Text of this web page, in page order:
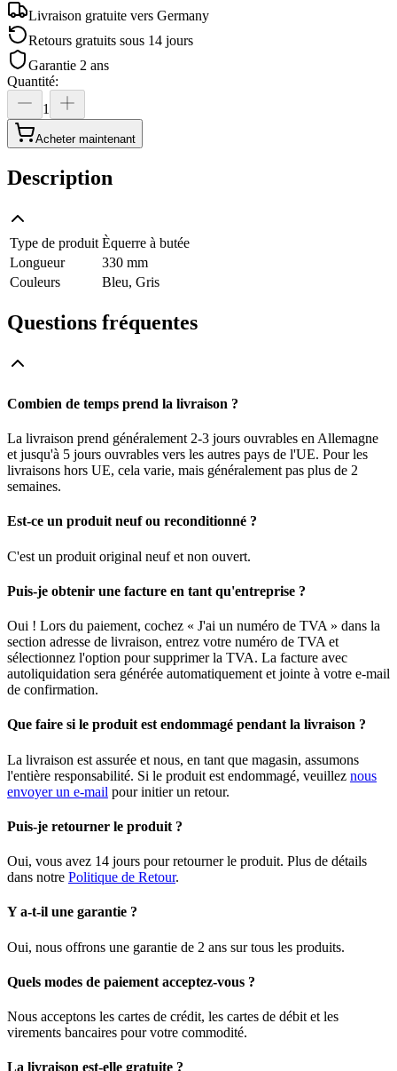
Livraison gratuite vers Germany
Retours gratuits sous 14 jours
Garantie 2 ans
Quantité:
1
Acheter maintenant
Description
Type de produit Èquerre à butée
Longueur
330 mm
Couleurs
Bleu, Gris
Questions fréquentes
Combien de temps prend la livraison ?
La livraison prend généralement 2-3 jours ouvrables en Allemagne
et jusqu'à 5 jours ouvrables vers les autres pays de l'UE. Pour les
livraisons hors UE, cela varie, mais généralement pas plus de 2
semaines.
Est-ce un produit neuf ou reconditionné ?
C'est un produit original neuf et non ouvert.
Puis-je obtenir une facture en tant qu'entreprise ?
Oui ! Lors du paiement, cochez « J'ai un numéro de TVA » dans la
section adresse de livraison, entrez votre numéro de TVA et
sélectionnez l'option pour supprimer la TVA. La facture avec
autoliquidation sera générée automatiquement et jointe à votre e-mail
de confirmation.
Que faire si le produit est endommagé pendant la livraison ?
La livraison est assurée et nous, en tant que magasin, assumons
l'entière responsabilité. Si le produit est endommagé, veuillez nous
envoyer un e-mail pour initier un retour.
Puis-je retourner le produit ?
Oui, vous avez 14 jours pour retourner le produit. Plus de détails
dans notre Politique de Retour.
Y a-t-il une garantie ?
Oui, nous offrons une garantie de 2 ans sur tous les produits.
Quels modes de paiement acceptez-vous ?
Nous acceptons les cartes de crédit, les cartes de débit et les
virements bancaires pour votre commodité.
La livraison est-elle gratuite ?